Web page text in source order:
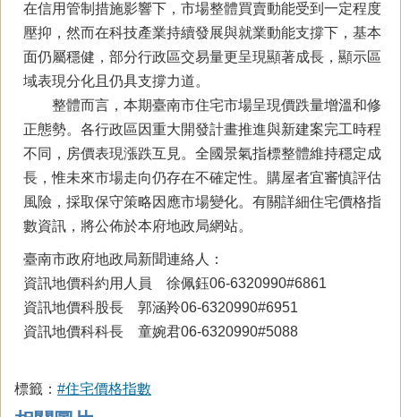
在信用管制措施影響下，市場整體買賣動能受到一定程度
壓抑，然而在科技產業持續發展與就業動能支撐下，基本
面仍屬穩健，部分行政區交易量更呈現顯著成長，顯示區
域表現分化且仍具支撐力道。
整體而言，本期臺南市住宅市場呈現價跌量增溫和修
正態勢。各行政區因重大開發計畫推進與新建案完工時程
不同，房價表現漲跌互見。全國景氣指標整體維持穩定成
⻑，惟未來市場走向仍存在不確定性。購屋者宜審慎評估
風險，採取保守策略因應市場變化。有關詳細住宅價格指
數資訊，將公佈於本府地政局網站。
臺南市政府地政局新聞連絡人：
資訊地價科約用人員 徐佩鈺06-6320990#6861
資訊地價科股長 郭涵羚06-6320990#6951
資訊地價科科長 童婉君06-6320990#5088
標籤： #住宅價格指數